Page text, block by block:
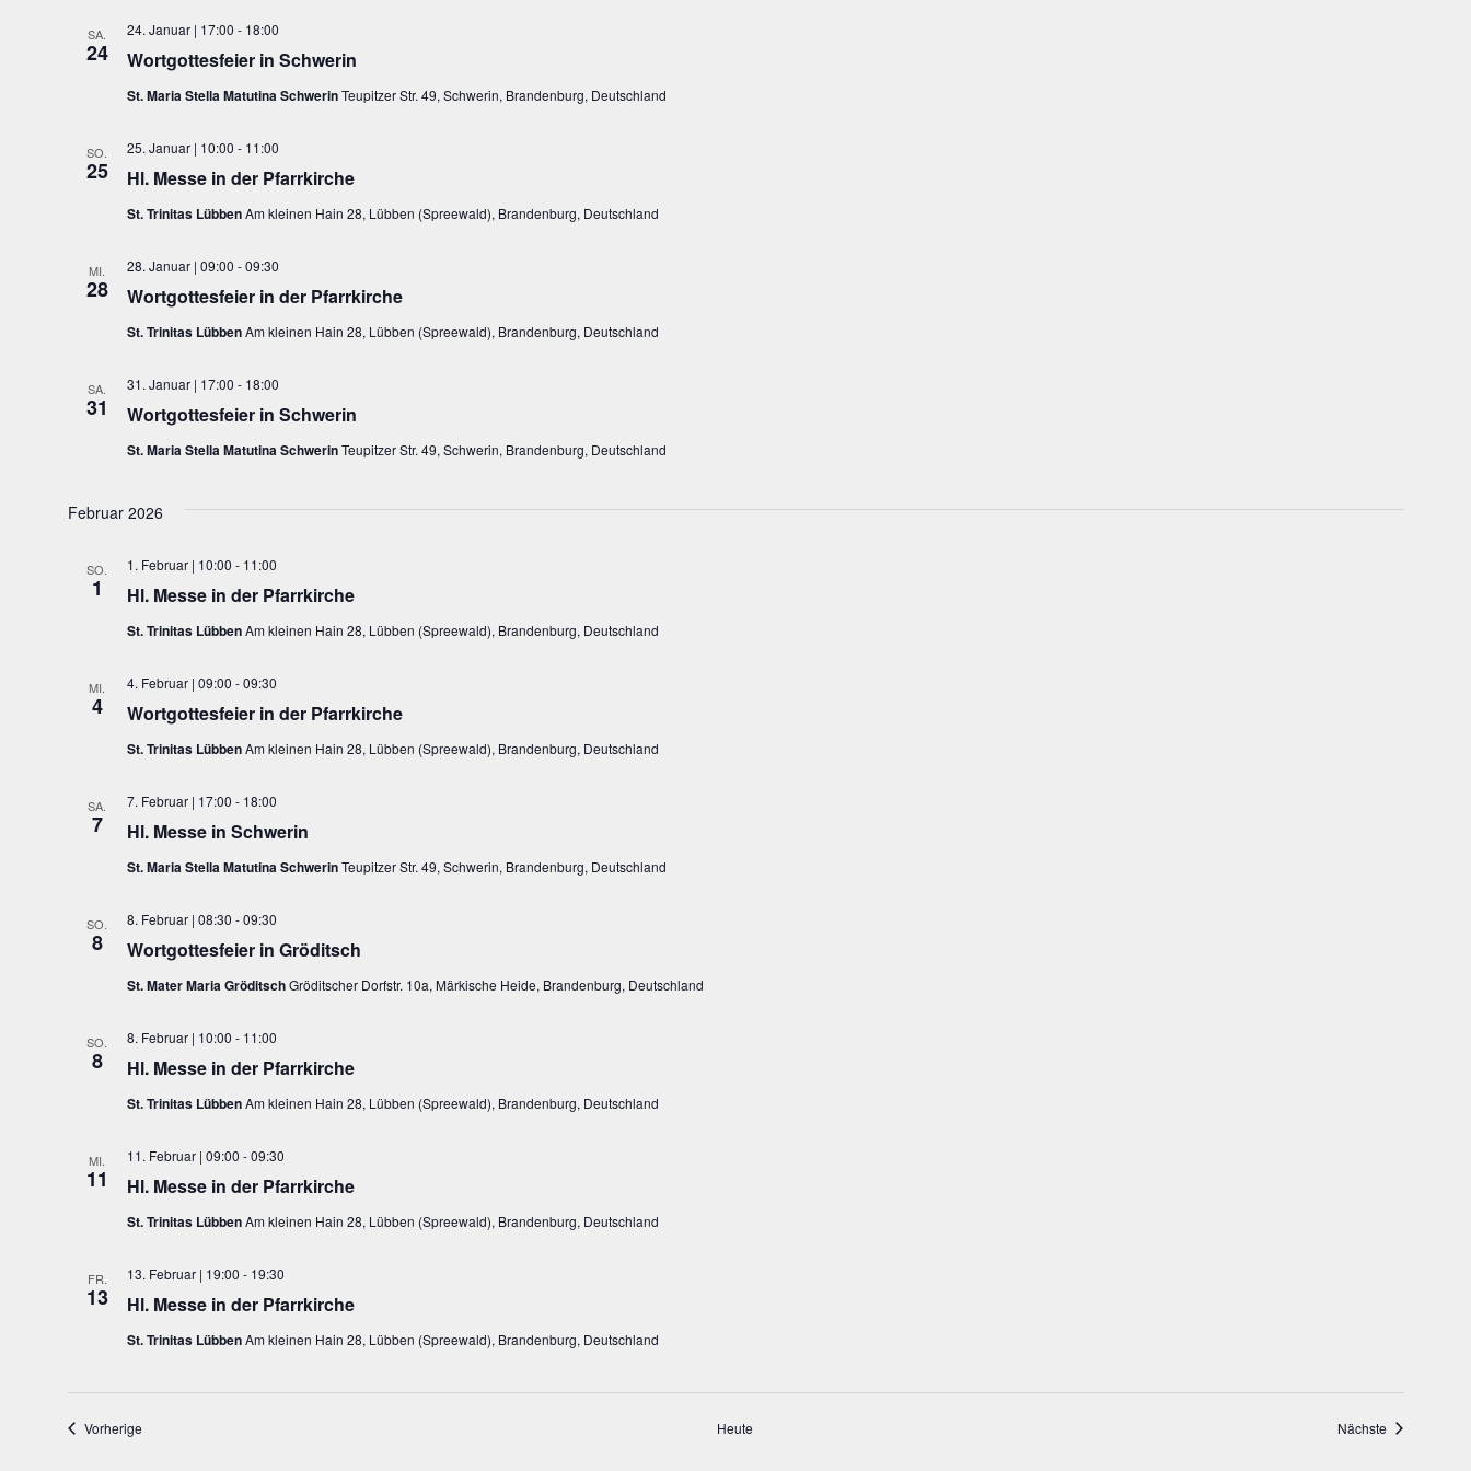
SA.
24 Wortgottesfeier in Schwerin
24. Januar | 17:00 - 18:00
St. Maria Stella Matutina SchwerinTeupitzer Str. 49, Schwerin, Brandenburg, Deutschland
SO.
25 Hl. Messe in der Pfarrkirche
25. Januar | 10:00 - 11:00
St. Trinitas LübbenAm kleinen Hain 28, Lübben (Spreewald), Brandenburg, Deutschland
MI.
28 Wortgottesfeier in der Pfarrkirche
28. Januar | 09:00 -09:30
St. Trinitas LübbenAm kleinen Hain 28, Lübben (Spreewald), Brandenburg, Deutschland
SA.
31 Wortgottesfeier in Schwerin
31. Januar | 17:00 - 18:00
St. Maria Stella Matutina SchwerinTeupitzer Str. 49, Schwerin, Brandenburg, Deutschland
Februar 2026
SO.
1 Hl. Messe in der Pfarrkirche
1. Februar | 10:00 - 11:00
St. Trinitas LübbenAm kleinen Hain 28, Lübben (Spreewald), Brandenburg, Deutschland
MI.
4 Wortgottesfeier in der Pfarrkirche
4. Februar | 09:00 -09:30
St. Trinitas LübbenAm kleinen Hain 28, Lübben (Spreewald), Brandenburg, Deutschland
SA.
7 Hl. Messe in Schwerin
7. Februar | 17:00 - 18:00
St. Maria Stella Matutina SchwerinTeupitzer Str. 49, Schwerin, Brandenburg, Deutschland
SO.
8 Wortgottesfeier in Gröditsch
8. Februar | 08:30 -09:30
St. Mater Maria GröditschGröditscher Dorfstr. 10a, Märkische Heide, Brandenburg, Deutschland
SO.
8 Hl. Messe in der Pfarrkirche
8. Februar | 10:00 - 11:00
St. Trinitas LübbenAm kleinen Hain 28, Lübben (Spreewald), Brandenburg, Deutschland
MI.
11 Hl. Messe in der Pfarrkirche
11. Februar | 09:00 -09:30
St. Trinitas LübbenAm kleinen Hain 28, Lübben (Spreewald), Brandenburg, Deutschland
FR.
13 Hl. Messe in der Pfarrkirche
13. Februar | 19:00 - 19:30
St. Trinitas LübbenAm kleinen Hain 28, Lübben (Spreewald), Brandenburg, Deutschland
VorherigeVeranstaltungen Heute Nächste